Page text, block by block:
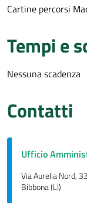
Cartine percorsi
Tempi e
Nessuna scadenza
Contatti
Ufficio
Via Aurelia Nord,
Bibbona (LI)